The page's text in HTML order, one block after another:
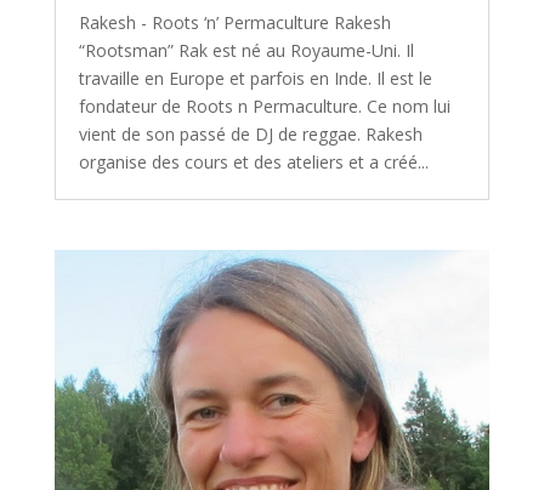
Rakesh - Roots ‘n’ Permaculture Rakesh
“Rootsman” Rak est né au Royaume-Uni. Il
travaille en Europe et parfois en Inde. Il est le
fondateur de Roots n Permaculture. Ce nom lui
vient de son passé de DJ de reggae. Rakesh
organise des cours et des ateliers et a créé...